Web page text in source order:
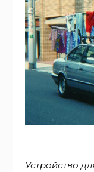
Устройство